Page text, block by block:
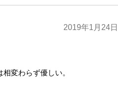
2019年1月24日
変わらず優しい。